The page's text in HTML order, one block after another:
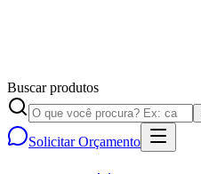
Buscar produtos
Solicitar Orçamento